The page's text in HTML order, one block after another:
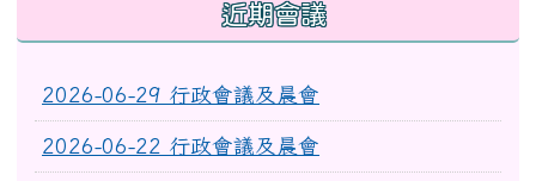
近期會議
2026-06-29 行政會議及晨會
2026-06-22 行政會議及晨會